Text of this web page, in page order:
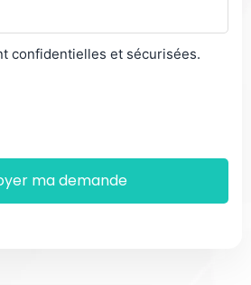
confidentielles et sécurisées.